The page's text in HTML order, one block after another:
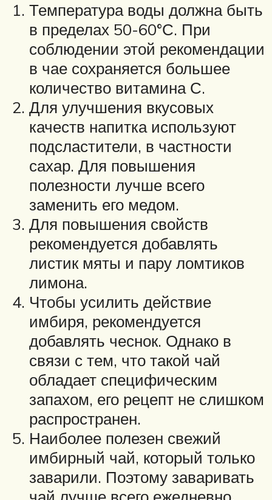
Температура воды должна быть
в пределах 50-60°С. При
соблюдении этой рекомендации
в чае сохраняется большее
количество витамина С.
Для улучшения вкусовых
качеств напитка используют
подсластители, в частности
сахар. Для повышения
полезности лучше всего
заменить его медом.
Для повышения свойств
рекомендуется добавлять
листик мяты и пару ломтиков
лимона.
Чтобы усилить действие
имбиря, рекомендуется
добавлять чеснок. Однако в
связи с тем, что такой чай
обладает специфическим
запахом, его рецепт не слишком
распространен.
Наиболее полезен свежий
имбирный чай, который только
заварили. Поэтому заваривать